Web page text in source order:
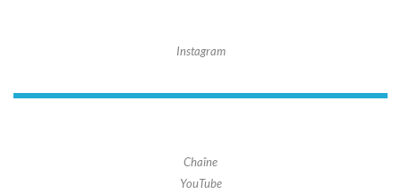
Instagram
Chaîne
YouTube